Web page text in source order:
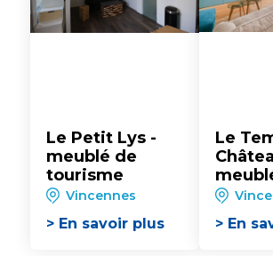
Le Petit Lys -
meublé de
tourisme
Vincennes
> En savoir plus
Le
> En